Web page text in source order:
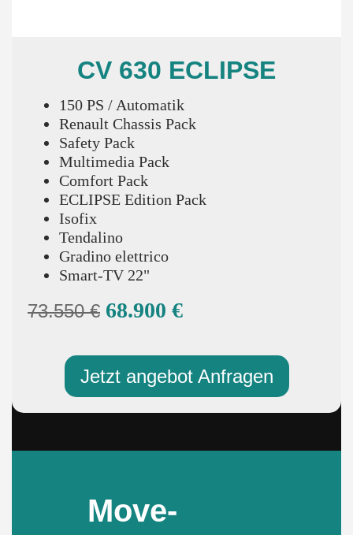
CV 630 ECLIPSE
150 PS / Automatik
Renault Chassis Pack
Safety Pack
Multimedia Pack
Comfort Pack
ECLIPSE Edition Pack
Isofix
Tendalino
Gradino elettrico
Smart-TV 22"
73.550 € 68.900 €
Jetzt angebot Anfragen
Move-